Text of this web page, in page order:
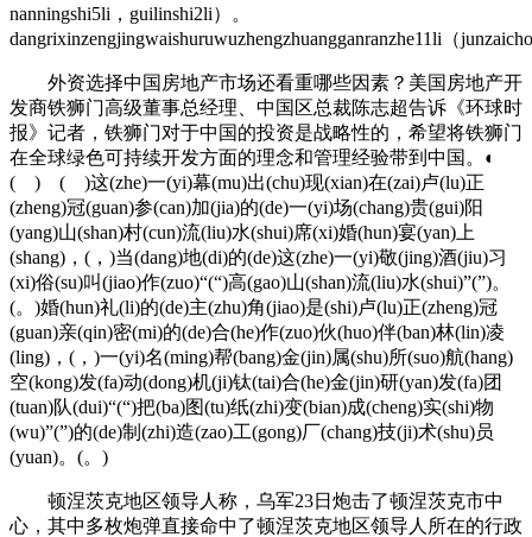
nanningshi5li，guilinshi2li）。
dangrixinzengjingwaishuruwuzhengzhuangganranzhe11li（
外资选择中国房地产市场还看重哪些因素？美国房地产开
发商铁狮门高级董事总经理、中国区总裁陈志超告诉《环球时
报》记者，铁狮门对于中国的投资是战略性的，希望将铁狮门
在全球绿色可持续开发方面的理念和管理经验带到中国。◐
( ) ( )这(zhe)一(yi)幕(mu)出(chu)现(xian)在(zai)卢(lu)正
(zheng)冠(guan)参(can)加(jia)的(de)一(yi)场(chang)贵(gui)阳
(yang)山(shan)村(cun)流(liu)水(shui)席(xi)婚(hun)宴(yan)上
(shang)，(，)当(dang)地(di)的(de)这(zhe)一(yi)敬(jing)酒(jiu)习
(xi)俗(su)叫(jiao)作(zuo)“(“)高(gao)山(shan)流(liu)水(shui)”(”)。
(。)婚(hun)礼(li)的(de)主(zhu)角(jiao)是(shi)卢(lu)正(zheng)冠
(guan)亲(qin)密(mi)的(de)合(he)作(zuo)伙(huo)伴(ban)林(lin)凌
(ling)，(，)一(yi)名(ming)帮(bang)金(jin)属(shu)所(suo)航(hang)
空(kong)发(fa)动(dong)机(ji)钛(tai)合(he)金(jin)研(yan)发(fa)团
(tuan)队(dui)“(“)把(ba)图(tu)纸(zhi)变(bian)成(cheng)实(shi)物
(wu)”(”)的(de)制(zhi)造(zao)工(gong)厂(chang)技(ji)术(shu)员
(yuan)。(。)
顿涅茨克地区领导人称，乌军23日炮击了顿涅茨克市中
心，其中多枚炮弹直接命中了顿涅茨克地区领导人所在的行政